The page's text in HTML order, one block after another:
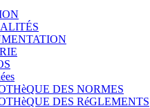
DES NORMES
DES RéGLEMENTS